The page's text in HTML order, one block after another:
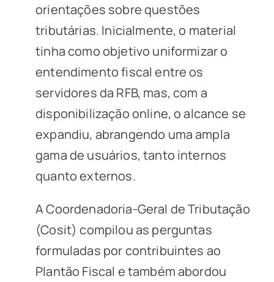
orientações sobre questões
tributárias. Inicialmente, o material
tinha como objetivo uniformizar o
entendimento fiscal entre os
servidores da RFB, mas, com a
disponibilização online, o alcance se
expandiu, abrangendo uma ampla
gama de usuários, tanto internos
quanto externos.
A Coordenadoria-Geral de Tributação
(Cosit) compilou as perguntas
formuladas por contribuintes ao
Plantão Fiscal e também abordou